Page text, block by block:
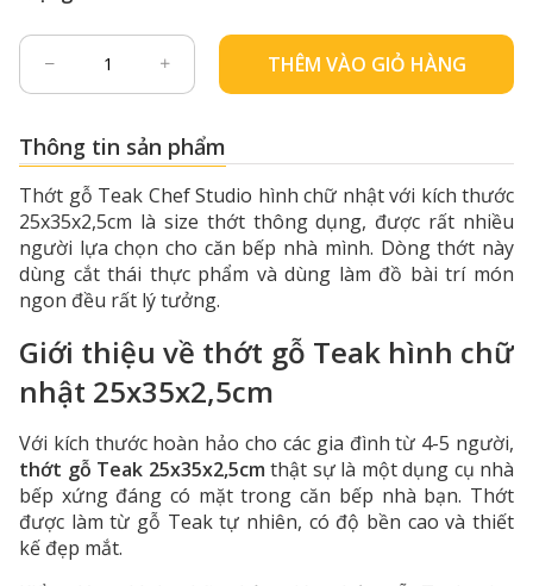
THÊM VÀO GIỎ HÀNG
Thông tin sản phẩm
Thớt gỗ Teak Chef Studio hình chữ nhật với kích thước
25x35x2,5cm là size thớt thông dụng, được rất nhiều
người lựa chọn cho căn bếp nhà mình. Dòng thớt này
dùng cắt thái thực phẩm và dùng làm đồ bài trí món
ngon đều rất lý tưởng.
Giới thiệu về thớt gỗ Teak hình chữ
nhật 25x35x2,5cm
Với kích thước hoàn hảo cho các gia đình từ 4-5 người,
thớt gỗ Teak 25x35x2,5cm thật sự là một dụng cụ nhà
bếp xứng đáng có mặt trong căn bếp nhà bạn. Thớt
được làm từ gỗ Teak tự nhiên, có độ bền cao và thiết
kế đẹp mắt.